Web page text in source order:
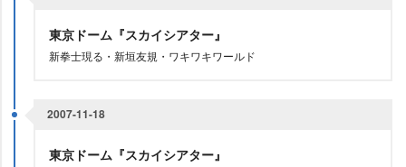
東京ドーム『スカイシアター』
新拳士現る・新垣友規・ワキワキワールド
2007-11-18
東京ドーム『スカイシアター』